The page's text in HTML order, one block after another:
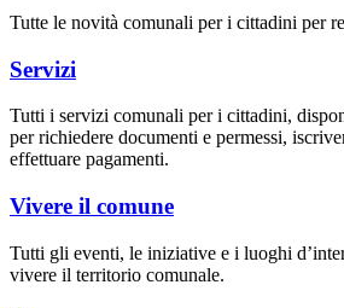
Tutte le novità comunali per i cittadini per
Servizi
Tutti i servizi comunali per i cittadini,
per richiedere documenti e permessi,
effettuare pagamenti.
Vivere il comune
Tutti gli eventi, le iniziative e i luoghi
vivere il territorio comunale.